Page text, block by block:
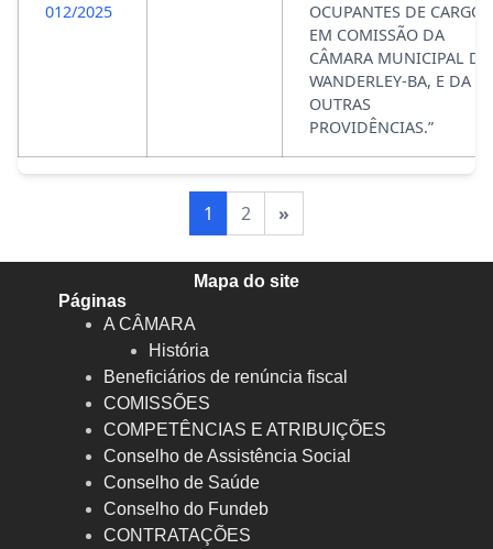
012/2025
OCUPANTES DE CARGO
EM COMISSÃO DA
CÂMARA MUNICIPAL DE
WANDERLEY-BA, E DA
OUTRAS
PROVIDÊNCIAS.”
1 2 »
Mapa do site
Páginas
A CÂMARA
História
Beneficiários de renúncia fiscal
COMISSÕES
COMPETÊNCIAS E ATRIBUIÇÕES
Conselho de Assistência Social
Conselho de Saúde
Conselho do Fundeb
CONTRATAÇÕES